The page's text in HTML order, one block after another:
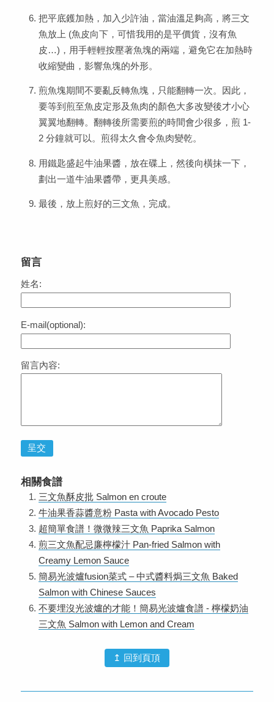
把平底鑊加熱，加入少許油，當油溫足夠高，將三文
魚放上 (魚皮向下，可惜我用的是平價貨，沒有魚
皮…)，用手輕輕按壓著魚塊的兩端，避免它在加熱時
收縮變曲，影響魚塊的外形。
煎魚塊期間不要亂反轉魚塊，只能翻轉一次。因此，
要等到煎至魚皮定形及魚肉的顏色大多改變後才小心
翼翼地翻轉。翻轉後所需要煎的時間會少很多，煎 1-
2 分鐘就可以。煎得太久會令魚肉變乾。
用鐵匙盛起牛油果醬，放在碟上，然後向橫抹一下，
劃出一道牛油果醬帶，更具美感。
最後，放上煎好的三文魚，完成。
留言
姓名:
E-mail(optional):
留言內容:
呈交
相關食譜
三文魚酥皮批 Salmon en croute
牛油果香蒜醬意粉 Pasta with Avocado Pesto
超簡單食譜！微微辣三文魚 Paprika Salmon
煎三文魚配忌廉檸檬汁 Pan-fried Salmon with
Creamy Lemon Sauce
簡易光波爐fusion菜式 – 中式醬料焗三文魚 Baked
Salmon with Chinese Sauces
不要埋沒光波爐的才能！簡易光波爐食譜 - 檸檬奶油
三文魚 Salmon with Lemon and Cream
↥ 回到頁頂